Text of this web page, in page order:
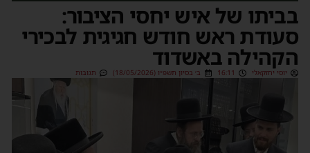
בביתו של איש יחסי הציבור:
סעודת ראש חודש חגיגית לבכירי
הקהילה באשדוד
יוסי יחזקאלי 16:11 ב׳ בסיון תשפ״ו (18/05/2026) תגובות